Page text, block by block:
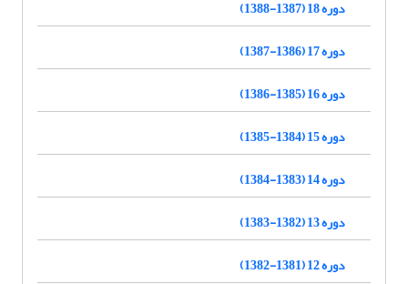
دوره 18 (1387-1388)
دوره 17 (1386-1387)
دوره 16 (1385-1386)
دوره 15 (1384-1385)
دوره 14 (1383-1384)
دوره 13 (1382-1383)
دوره 12 (1381-1382)